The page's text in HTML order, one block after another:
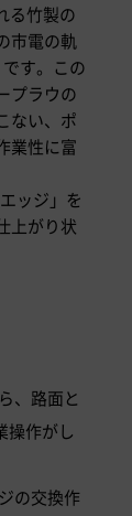
る竹製の
市電の軌
す。この
プラウの
ない、ポ
業性に富
ッジ」を
上がり状
、路面と
操作がし
の交換作